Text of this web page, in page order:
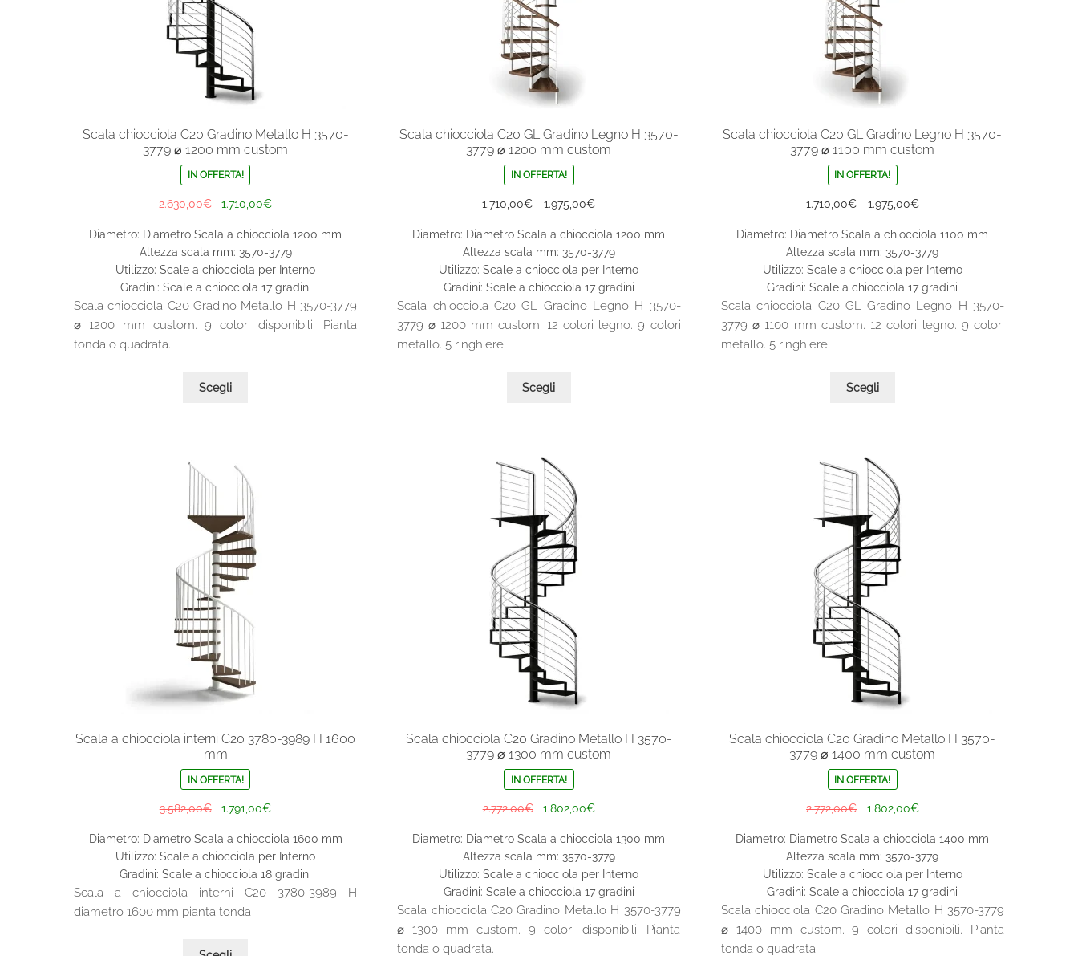
Scala chiocciola C20 Gradino Metallo H 3570-
3779 ⌀ 1200 mm custom
IN OFFERTA!
2.630,00€
originale
era:
2.630,00€.
1.710,00€Il
attuale
è:
1.710,00€.
Diametro: Diametro Scala a chiocciola 1200 mm
Altezza scala mm: 3570-3779
Utilizzo: Scale a chiocciola per Interno
Gradini: Scale a chiocciola 17 gradini
Scala chiocciola C20 Gradino Metallo H 3570-3779
⌀ 1200 mm custom. 9 colori disponibili. Pianta
tonda o quadrata.
Scegli
opzioni
essere
scelte
nella
pagina
Scala chiocciola C20 GL Gradino Legno H 3570-
3779 ⌀ 1200 mm custom
IN OFFERTA!
1.710,00€ - 1.975,00€Fascia
prezzo:
da
1.710,00€
a
1.975,00€
Diametro: Diametro Scala a chiocciola 1200 mm
Altezza scala mm: 3570-3779
Utilizzo: Scale a chiocciola per Interno
Gradini: Scale a chiocciola 17 gradini
Scala chiocciola C20 GL Gradino Legno H 3570-
3779 ⌀ 1200 mm custom. 12 colori legno. 9 colori
metallo. 5 ringhiere
Scegli
opzioni
possono
essere
scelte
nella
pagina
Scala chiocciola C20 GL Gradino Legno H 3570-
3779 ⌀ 1100 mm custom
IN OFFERTA!
1.710,00€ - 1.975,00€Fascia
prezzo:
da
1.710,00€
a
1.975,00€
Diametro: Diametro Scala a chiocciola 1100 mm
Altezza scala mm: 3570-3779
Utilizzo: Scale a chiocciola per Interno
Gradini: Scale a chiocciola 17 gradini
Scala chiocciola C20 GL Gradino Legno H 3570-
3779 ⌀ 1100 mm custom. 12 colori legno. 9 colori
metallo. 5 ringhiere
Scegli
opzioni
possono
essere
scelte
nella
pagina
Scala a chiocciola interni C20 3780-3989 H 1600
mm
IN OFFERTA!
3.582,00€
originale
era:
3.582,00€.
1.791,00€Il
attuale
è:
1.791,00€.
Diametro: Diametro Scala a chiocciola 1600 mm
Utilizzo: Scale a chiocciola per Interno
Gradini: Scale a chiocciola 18 gradini
Scala a chiocciola interni C20 3780-3989 H
diametro 1600 mm pianta tonda
Scala chiocciola C20 Gradino Metallo H 3570-
3779 ⌀ 1300 mm custom
IN OFFERTA!
2.772,00€
originale
era:
2.772,00€.
1.802,00€Il
attuale
è:
1.802,00€.
Diametro: Diametro Scala a chiocciola 1300 mm
Altezza scala mm: 3570-3779
Utilizzo: Scale a chiocciola per Interno
Gradini: Scale a chiocciola 17 gradini
Scala chiocciola C20 Gradino Metallo H 3570-3779
⌀ 1300 mm custom. 9 colori disponibili. Pianta
tonda o quadrata.
Scala chiocciola C20 Gradino Metallo H 3570-
3779 ⌀ 1400 mm custom
IN OFFERTA!
2.772,00€
originale
era:
2.772,00€.
1.802,00€Il
attuale
è:
1.802,00€.
Diametro: Diametro Scala a chiocciola 1400 mm
Altezza scala mm: 3570-3779
Utilizzo: Scale a chiocciola per Interno
Gradini: Scale a chiocciola 17 gradini
Scala chiocciola C20 Gradino Metallo H 3570-3779
⌀ 1400 mm custom. 9 colori disponibili. Pianta
tonda o quadrata.